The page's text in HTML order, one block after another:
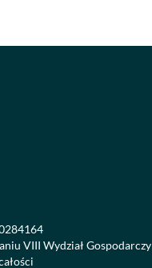
VIII Wydział Gospodarczy